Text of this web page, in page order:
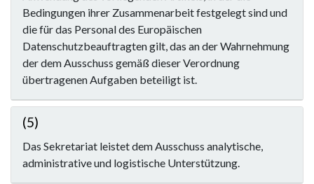
Bedingungen ihrer Zusammenarbeit festgelegt sind und
die für das Personal des Europäischen
Datenschutzbeauftragten gilt, das an der Wahrnehmung
der dem Ausschuss gemäß dieser Verordnung
übertragenen Aufgaben beteiligt ist.
(5)
Das Sekretariat leistet dem Ausschuss analytische,
administrative und logistische Unterstützung.